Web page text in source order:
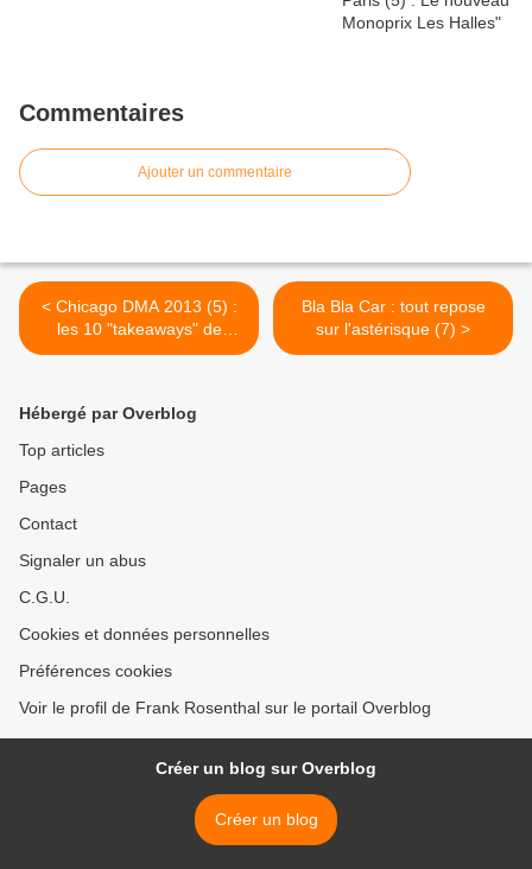
Commentaires
Ajouter un commentaire
< Chicago DMA 2013 (5) :
les 10 "takeaways" de
l'édition 2013
Bla Bla Car : tout repose
sur l'astérisque (7) >
Hébergé par Overblog
Top articles
Pages
Contact
Signaler un abus
C.G.U.
Cookies et données personnelles
Préférences cookies
Voir le profil de Frank Rosenthal sur le portail Overblog
Créer un blog sur Overblog
Créer un blog